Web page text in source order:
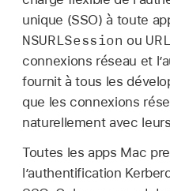
unique (SSO) à toute
NSURLSession ou
connexions réseau et
fournit à tous les
que les connexions
naturellement avec
Toutes les apps Mac
l’authentification